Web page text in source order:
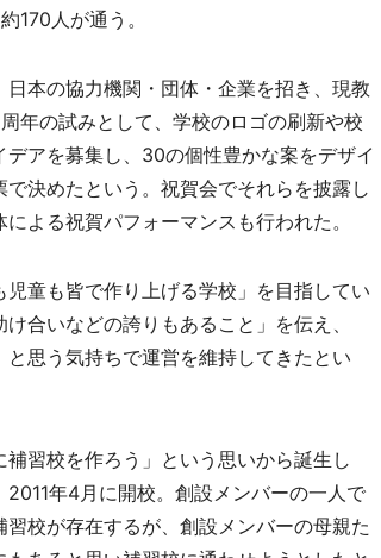
170人が通う。
本の協力機関・団体・企業を招き、現教
年の試みとして、学校のロゴの刷新や校
アを募集し、30の個性豊かな案をデザイ
決めたという。祝賀会でそれらを披露し
よる祝賀パフォーマンスも行われた。
童も皆で作り上げる学校」を目指してい
合いなどの誇りもあること」を伝え、
思う気持ちで運営を維持してきたとい
習校を作ろう」という思いから誕生し
年4月に開校。創設メンバーの一人で
校が存在するが、創設メンバーの母親た